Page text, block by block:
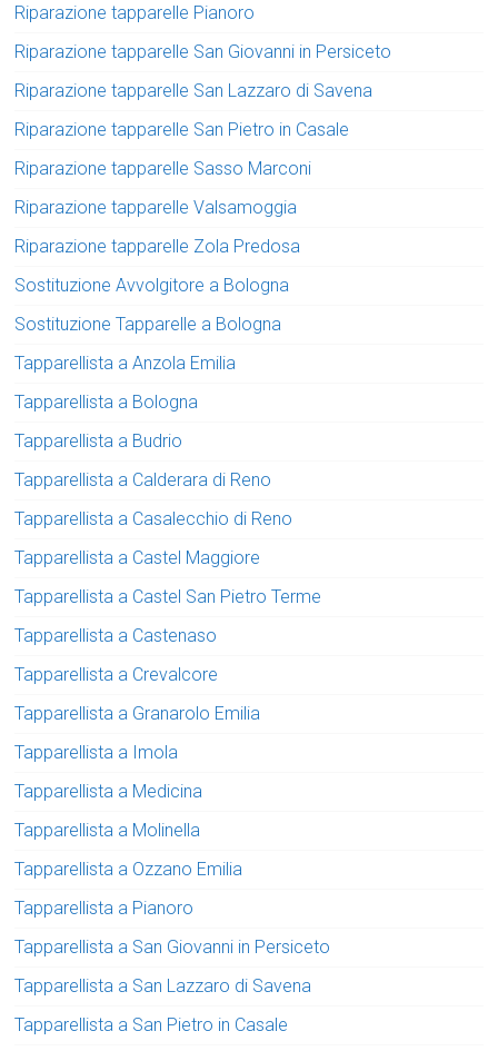
Riparazione tapparelle Pianoro
Riparazione tapparelle San Giovanni in Persiceto
Riparazione tapparelle San Lazzaro di Savena
Riparazione tapparelle San Pietro in Casale
Riparazione tapparelle Sasso Marconi
Riparazione tapparelle Valsamoggia
Riparazione tapparelle Zola Predosa
Sostituzione Avvolgitore a Bologna
Sostituzione Tapparelle a Bologna
Tapparellista a Anzola Emilia
Tapparellista a Bologna
Tapparellista a Budrio
Tapparellista a Calderara di Reno
Tapparellista a Casalecchio di Reno
Tapparellista a Castel Maggiore
Tapparellista a Castel San Pietro Terme
Tapparellista a Castenaso
Tapparellista a Crevalcore
Tapparellista a Granarolo Emilia
Tapparellista a Imola
Tapparellista a Medicina
Tapparellista a Molinella
Tapparellista a Ozzano Emilia
Tapparellista a Pianoro
Tapparellista a San Giovanni in Persiceto
Tapparellista a San Lazzaro di Savena
Tapparellista a San Pietro in Casale